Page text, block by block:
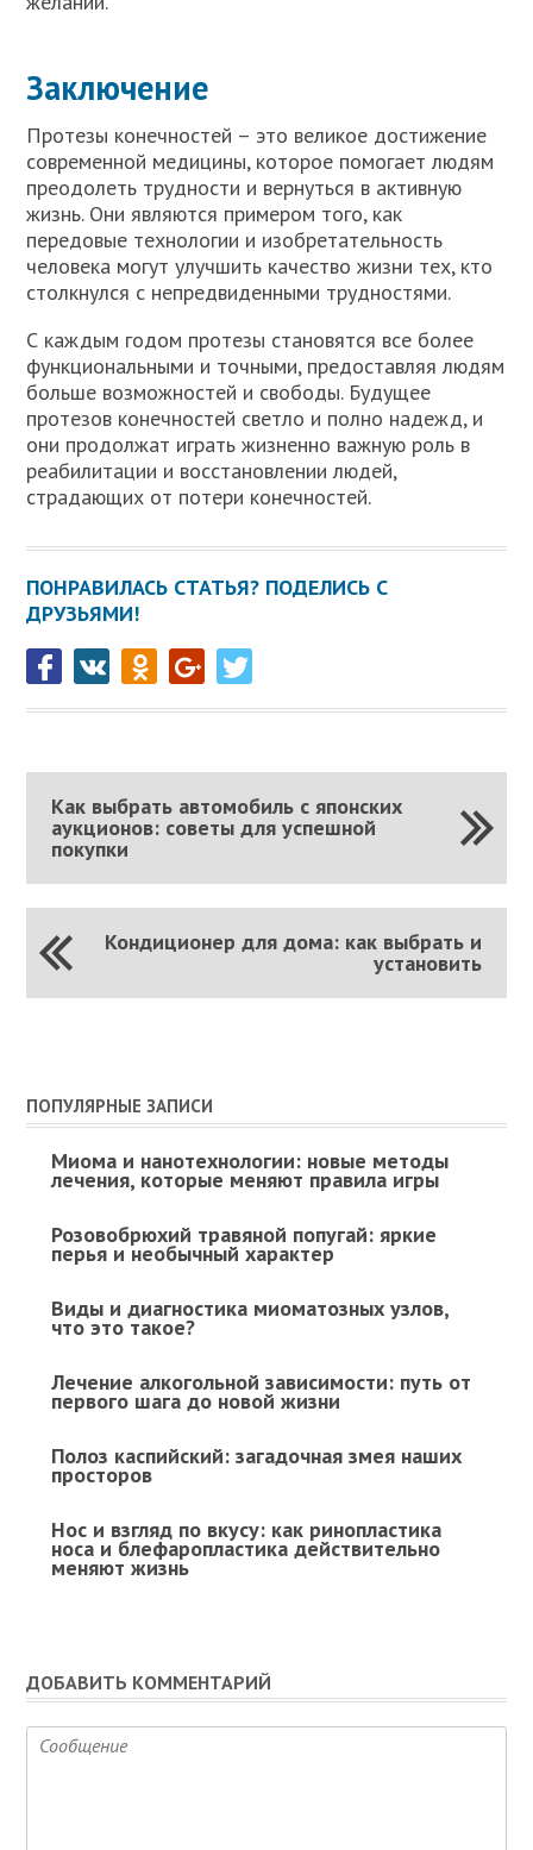
Заключение
Протезы конечностей – это великое достижение
современной медицины, которое помогает людям
преодолеть трудности и вернуться в активную
жизнь. Они являются примером того, как
передовые технологии и изобретательность
человека могут улучшить качество жизни тех, кто
столкнулся с непредвиденными трудностями.
С каждым годом протезы становятся все более
функциональными и точными, предоставляя людям
больше возможностей и свободы. Будущее
протезов конечностей светло и полно надежд, и
они продолжат играть жизненно важную роль в
реабилитации и восстановлении людей,
страдающих от потери конечностей.
ПОНРАВИЛАСЬ СТАТЬЯ? ПОДЕЛИСЬ С
ДРУЗЬЯМИ!
Как выбрать автомобиль с японских
аукционов: советы для успешной
покупки
Кондиционер для дома: как выбрать и
установить
ПОПУЛЯРНЫЕ ЗАПИСИ
Миома и нанотехнологии: новые методы
лечения, которые меняют правила игры
Розовобрюхий травяной попугай: яркие
перья и необычный характер
Виды и диагностика миоматозных узлов,
что это такое?
Лечение алкогольной зависимости: путь от
первого шага до новой жизни
Полоз каспийский: загадочная змея наших
просторов
Нос и взгляд по вкусу: как ринопластика
носа и блефаропластика действительно
меняют жизнь
ДОБАВИТЬ КОММЕНТАРИЙ